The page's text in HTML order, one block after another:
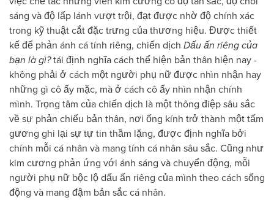
sáng và độ lấp lánh vượt trội, đạt được nhờ độ chính xác
trong kỹ thuật cắt đặc trưng của thương hiệu. Được thiết
kế để phản ánh cá tính riêng, chiến dịch Dấu ấn riêng của
bạn là gì?tái định nghĩa cách thể hiện bản thân hiện nay -
không phải ở cách một người phụ nữ được nhìn nhận hay
những gì cô ấy mặc, mà ở cách cô ấy nhìn nhận chính
mình. Trọng tâm của chiến dịch là một thông điệp sâu sắc
về sự phản chiếu bản thân, nơi ống kính trở thành một tấm
gương ghi lại sự tự tin thầm lặng, được định nghĩa bởi
chính mỗi cá nhân và mang tính cá nhân sâu sắc. Cũng như
kim cương phản ứng với ánh sáng và chuyển động, mỗi
người phụ nữ bộc lộ dấu ấn riêng của mình theo cách sống
động và mang đậm bản sắc cá nhân.